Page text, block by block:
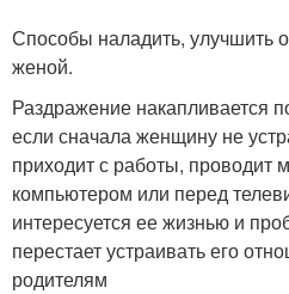
Способы наладить,
женой.
Раздражение накапливается
если сначала женщину не
приходит с работы, проводит
компьютером или перед
интересуется ее жизнью и
перестает устраивать его
родителям